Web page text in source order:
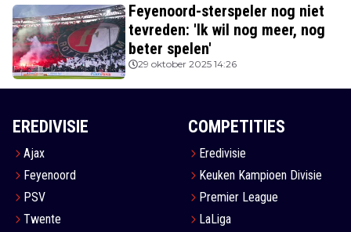
Feyenoord-sterspeler nog niet
tevreden: 'Ik wil nog meer, nog
beter spelen'
29 oktober 2025 14:26
EREDIVISIE
Ajax
Feyenoord
PSV
Twente
COMPETITIES
Eredivisie
Keuken Kampioen Divisie
Premier League
LaLiga